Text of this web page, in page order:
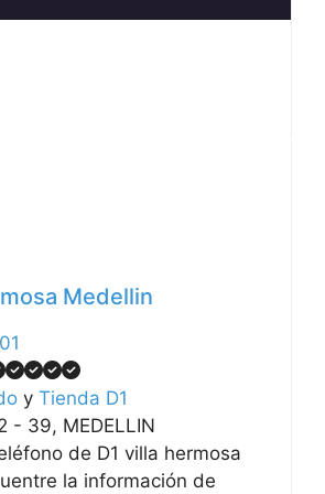
Medellin
y Tienda D1
- 39, MEDELLIN
de D1 villa hermosa
la información de